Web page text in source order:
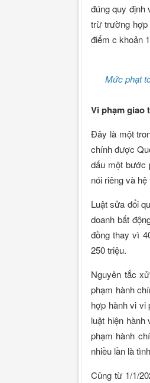
đúng quy định
trừ trường
điểm c khoản
Mức phạt
Vi phạm giao
Đây là một
chính được
dấu một bước
nói riêng và
Luật sửa đổi
doanh bất
đồng thay vì
250 triệu.
Nguyên tắc
phạm hành
hợp hành vi vi
luật hiện
phạm hành
nhiều lần là
Cũng từ 1/1/